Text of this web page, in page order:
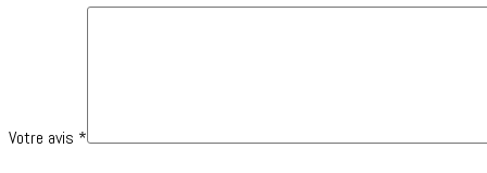
Votre avis *